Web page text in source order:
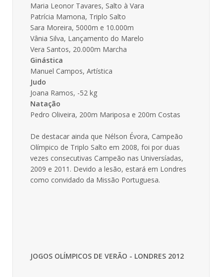
Maria Leonor Tavares, Salto à Vara
Patrícia Mamona, Triplo Salto
Sara Moreira, 5000m e 10.000m
Vânia Silva, Lançamento do Marelo
Vera Santos, 20.000m Marcha
Ginástica
Manuel Campos, Artística
Judo
Joana Ramos, -52 kg
Natação
Pedro Oliveira, 200m Mariposa e 200m Costas
De destacar ainda que Nélson Évora, Campeão
Olímpico de Triplo Salto em 2008, foi por duas
vezes consecutivas Campeão nas Universíadas,
2009 e 2011. Devido a lesão, estará em Londres
como convidado da Missão Portuguesa.
JOGOS OLÍMPICOS DE VERÃO - LONDRES 2012